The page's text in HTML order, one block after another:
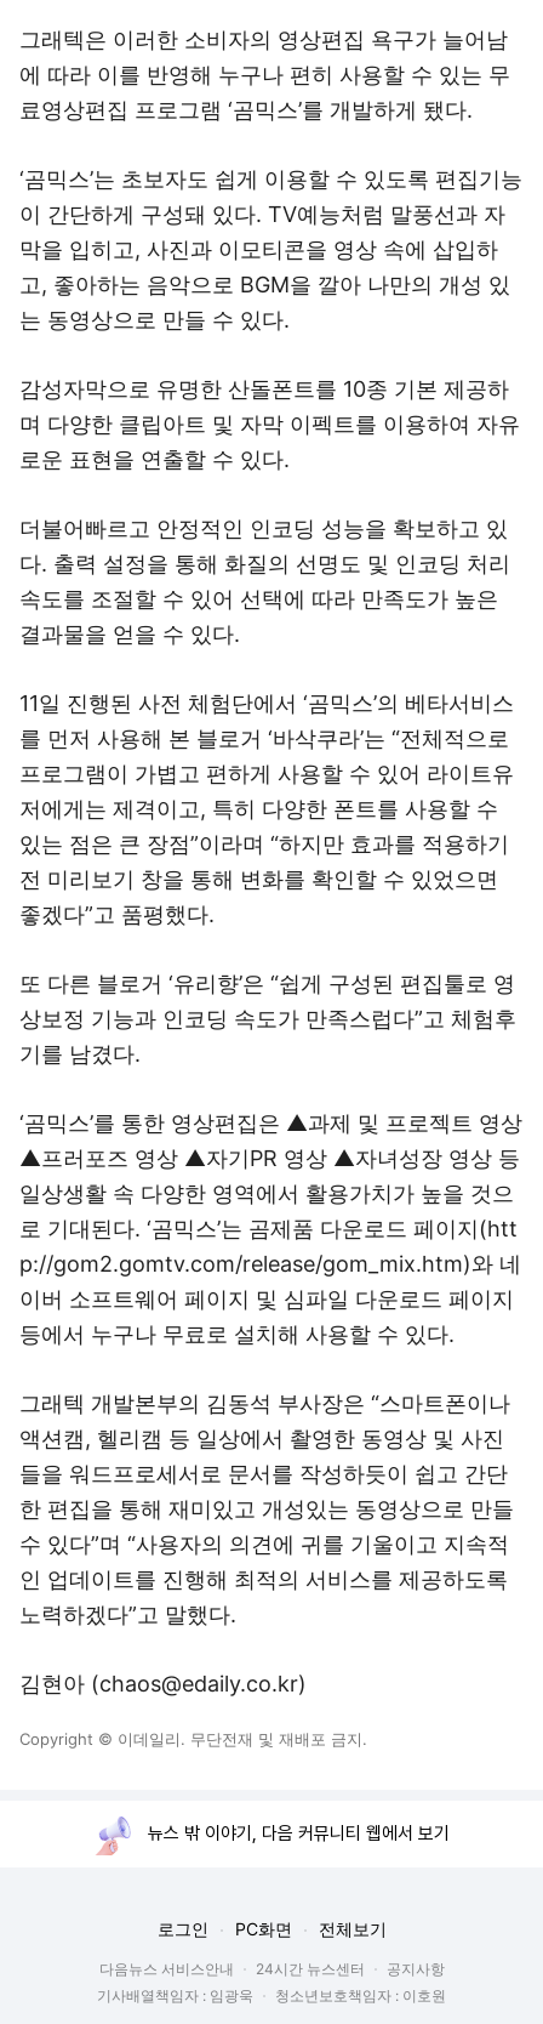
그래텍은 이러한 소비자의 영상편집 욕구가 늘어남
에 따라 이를 반영해 누구나 편히 사용할 수 있는 무
료영상편집 프로그램 ‘곰믹스’를 개발하게 됐다.
‘곰믹스’는 초보자도 쉽게 이용할 수 있도록 편집기능
이 간단하게 구성돼 있다. TV예능처럼 말풍선과 자
막을 입히고, 사진과 이모티콘을 영상 속에 삽입하
고, 좋아하는 음악으로 BGM을 깔아 나만의 개성 있
는 동영상으로 만들 수 있다.
감성자막으로 유명한 산돌폰트를 10종 기본 제공하
며 다양한 클립아트 및 자막 이펙트를 이용하여 자유
로운 표현을 연출할 수 있다.
더불어빠르고 안정적인 인코딩 성능을 확보하고 있
다. 출력 설정을 통해 화질의 선명도 및 인코딩 처리
속도를 조절할 수 있어 선택에 따라 만족도가 높은
결과물을 얻을 수 있다.
11일 진행된 사전 체험단에서 ‘곰믹스’의 베타서비스
를 먼저 사용해 본 블로거 ‘바삭쿠라’는 “전체적으로
프로그램이 가볍고 편하게 사용할 수 있어 라이트유
저에게는 제격이고, 특히 다양한 폰트를 사용할 수
있는 점은 큰 장점”이라며 “하지만 효과를 적용하기
전 미리보기 창을 통해 변화를 확인할 수 있었으면
좋겠다”고 품평했다.
또 다른 블로거 ‘유리향’은 “쉽게 구성된 편집툴로 영
상보정 기능과 인코딩 속도가 만족스럽다”고 체험후
기를 남겼다.
‘곰믹스’를 통한 영상편집은 ▲과제 및 프로젝트 영상
▲프러포즈 영상 ▲자기PR 영상 ▲자녀성장 영상 등
일상생활 속 다양한 영역에서 활용가치가 높을 것으
로 기대된다. ‘곰믹스’는 곰제품 다운로드 페이지(htt
p://gom2.gomtv.com/release/gom_mix.htm)와 네
이버 소프트웨어 페이지 및 심파일 다운로드 페이지
등에서 누구나 무료로 설치해 사용할 수 있다.
그래텍 개발본부의 김동석 부사장은 “스마트폰이나
액션캠, 헬리캠 등 일상에서 촬영한 동영상 및 사진
들을 워드프로세서로 문서를 작성하듯이 쉽고 간단
한 편집을 통해 재미있고 개성있는 동영상으로 만들
수 있다”며 “사용자의 의견에 귀를 기울이고 지속적
인 업데이트를 진행해 최적의 서비스를 제공하도록
노력하겠다”고 말했다.
김현아 (chaos@edaily.co.kr)
Copyright © 이데일리. 무단전재 및 재배포 금지.
뉴스 밖 이야기, 다음 커뮤니티 웹에서 보기
로그인 PC화면 전체보기
다음뉴스 서비스안내 24시간 뉴스센터
공지사항
기사배열책임자 : 임광욱
청소년보호책임자 : 이호원